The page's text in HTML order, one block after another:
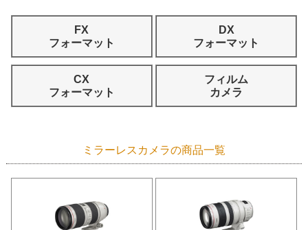
FX
フォーマット
DX
フォーマット
CX
フォーマット
フィルム
カメラ
ミラーレスカメラの商品一覧